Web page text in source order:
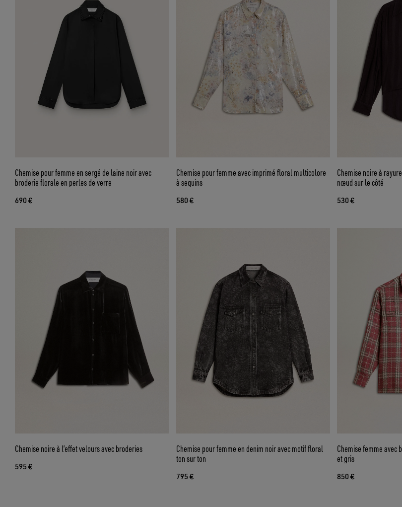
Chemise pour femme en sergé de laine noir avec
broderie florale en perles de verre
690 €
Chemise pour femme avec imprimé floral multicolore
à sequins
580 €
Chemise noire à
nœud sur le côté
530 €
Chemise noire à l’effet velours avec broderies
595 €
Chemise pour femme en denim noir avec motif floral
ton sur ton
795 €
Chemise femme avec
et gris
850 €